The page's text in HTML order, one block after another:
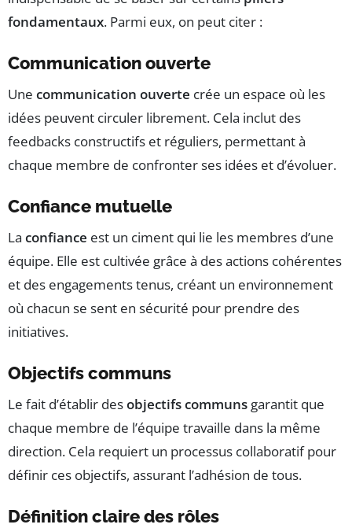
fondamentaux. Parmi eux, on peut citer :
Communication ouverte
Une communication ouverte crée un espace où les
idées peuvent circuler librement. Cela inclut des
feedbacks constructifs et réguliers, permettant à
chaque membre de confronter ses idées et d’évoluer.
Confiance mutuelle
La confiance est un ciment qui lie les membres d’une
équipe. Elle est cultivée grâce à des actions cohérentes
et des engagements tenus, créant un environnement
où chacun se sent en sécurité pour prendre des
initiatives.
Objectifs communs
Le fait d’établir desobjectifs communs garantit que
chaque membre de l’équipe travaille dans la même
direction. Cela requiert un processus collaboratif pour
définir ces objectifs, assurant l’adhésion de tous.
Définition claire des rôles